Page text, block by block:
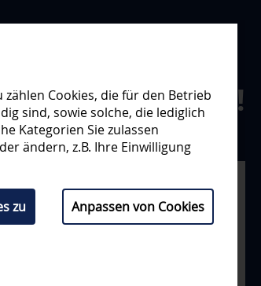
ZUSAMMEN!
ORGANISATION PARTNER
Cookies, die für den Betrieb
sind, sowie solche, die lediglich
Kategorien Sie zulassen
ändern, z.B. Ihre Einwilligung
zu Anpassen von Cookies